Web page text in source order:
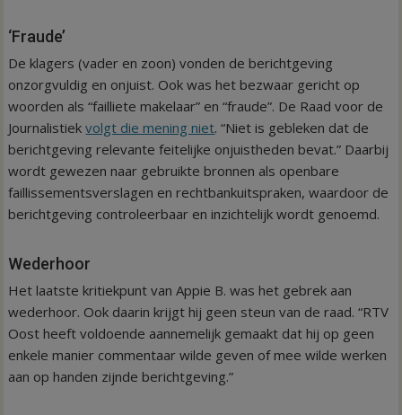
‘Fraude’
De klagers (vader en zoon) vonden de berichtgeving
onzorgvuldig en onjuist. Ook was het bezwaar gericht op
woorden als “failliete makelaar” en “fraude”. De Raad voor de
Journalistiekvolgt die mening niet. “Niet is gebleken dat de
berichtgeving relevante feitelijke onjuistheden bevat.” Daarbij
wordt gewezen naar gebruikte bronnen als openbare
faillissementsverslagen en rechtbankuitspraken, waardoor de
berichtgeving controleerbaar en inzichtelijk wordt genoemd.
Wederhoor
Het laatste kritiekpunt van Appie B. was het gebrek aan
wederhoor. Ook daarin krijgt hij geen steun van de raad. “RTV
Oost heeft voldoende aannemelijk gemaakt dat hij op geen
enkele manier commentaar wilde geven of mee wilde werken
aan op handen zijnde berichtgeving.”